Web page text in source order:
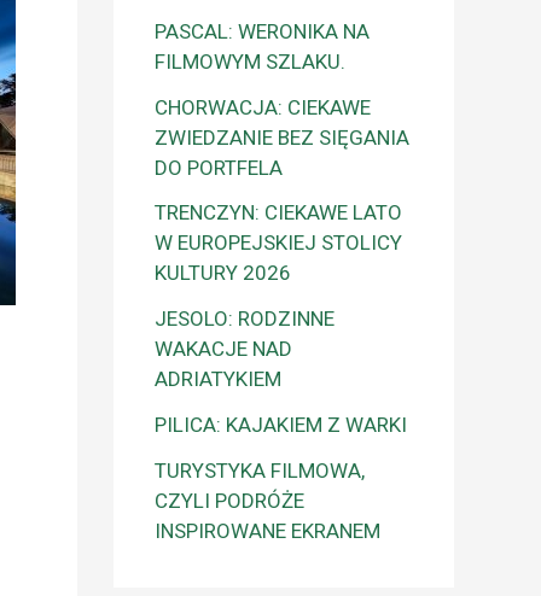
PASCAL: WERONIKA NA
FILMOWYM SZLAKU.
CHORWACJA: CIEKAWE
ZWIEDZANIE BEZ SIĘGANIA
DO PORTFELA
TRENCZYN: CIEKAWE LATO
W EUROPEJSKIEJ STOLICY
KULTURY 2026
JESOLO: RODZINNE
WAKACJE NAD
ADRIATYKIEM
PILICA: KAJAKIEM Z WARKI
TURYSTYKA FILMOWA,
CZYLI PODRÓŻE
INSPIROWANE EKRANEM